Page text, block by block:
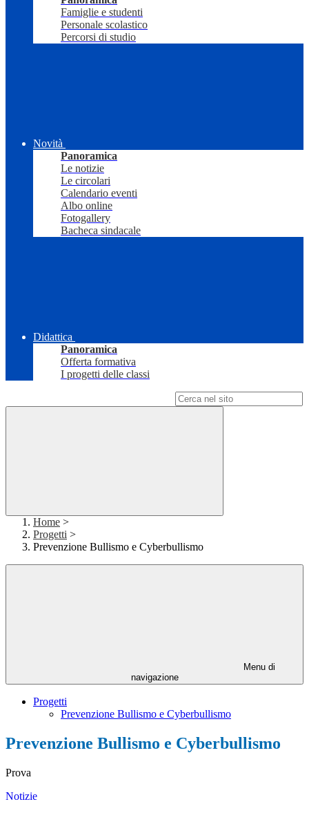
Famiglie e studenti
Personale scolastico
Percorsi di studio
Novità
Panoramica
Le notizie
Le circolari
Calendario eventi
Albo online
Fotogallery
Bacheca sindacale
Didattica
Panoramica
Offerta formativa
I progetti delle classi
Home >
Progetti >
Prevenzione Bullismo e Cyberbullismo
Menu di
navigazione
Progetti
Prevenzione Bullismo e Cyberbullismo
Prevenzione Bullismo e Cyberbullismo
Prova
Notizie